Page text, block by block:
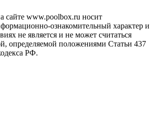
сайте www.poolbox.ru носит
ознакомительный характер и
не является и не может считаться
определяемой положениями Статьи 437
РФ.